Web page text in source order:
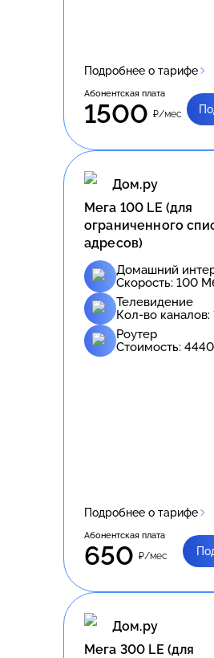
Подробнее о тарифе
Абонентская плата
1500 ₽/мес
Дом.ру
Meгa 100 LE (для
ограниченного
адресов)
Домашний
Скорость: 100
Телевидение
Кол-во каналов:
Роутер
Стоимость: 4440
Подробнее о тарифе
Абонентская плата
650 ₽/мес
Дом.ру
Meгa 300 LE (для